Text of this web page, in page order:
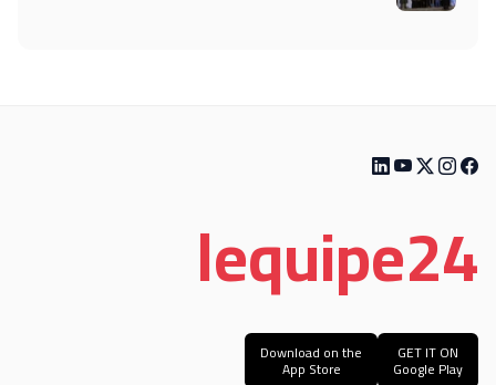
lequipe24
GET IT ON
Google Play
Download on the
App Store